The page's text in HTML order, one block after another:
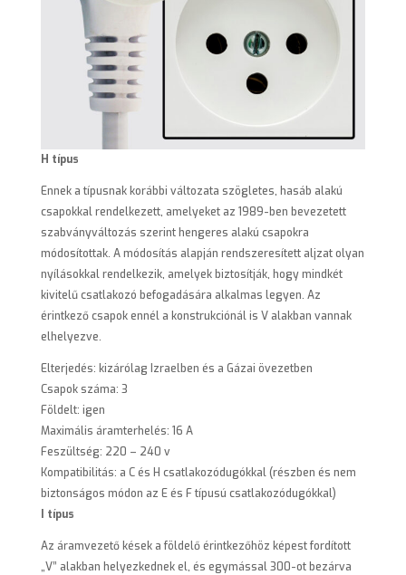
H típus
Ennek a típusnak korábbi változata szögletes, hasáb alakú
csapokkal rendelkezett, amelyeket az 1989-ben bevezetett
szabványváltozás szerint hengeres alakú csapokra
módosítottak. A módosítás alapján rendszeresített aljzat olyan
nyílásokkal rendelkezik, amelyek biztosítják, hogy mindkét
kivitelű csatlakozó befogadására alkalmas legyen. Az
érintkező csapok ennél a konstrukciónál is V alakban vannak
elhelyezve.
Elterjedés: kizárólag Izraelben és a Gázai övezetben
Csapok száma: 3
Földelt: igen
Maximális áramterhelés: 16 A
Feszültség: 220 – 240 v
Kompatibilitás: a C és H csatlakozódugókkal (részben és nem
biztonságos módon az E és F típusú csatlakozódugókkal)
I típus
Az áramvezető kések a földelő érintkezőhöz képest fordított
„V” alakban helyezkednek el, és egymással 300-ot bezárva